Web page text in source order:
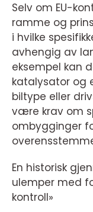
Selv om EU-
ramme og
i hvilke
avhengig av
eksempel kan
katalysator og
biltype eller
være krav om
ombygginger
En historisk
ulemper med
kontroll»